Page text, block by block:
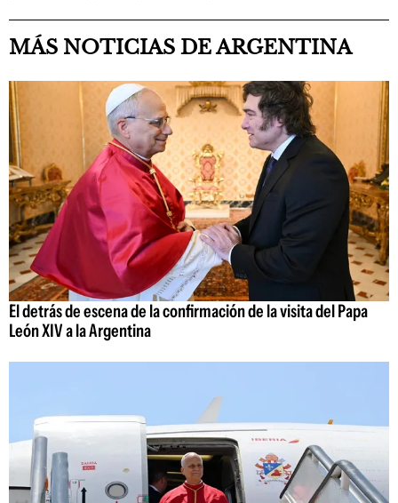
MÁS NOTICIAS DE ARGENTINA
El detrás de escena de la confirmación de la visita del Papa
León XIV a la Argentina